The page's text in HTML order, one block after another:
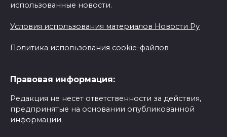
использованные новости.
Условия использования материалов Новости Ру
Политика использования cookie-файлов
Правовая информация:
Редакция не несет ответственности за действия,
предпринятые на основании опубликованной
информации.